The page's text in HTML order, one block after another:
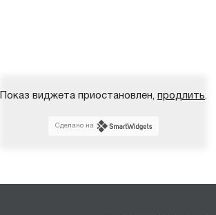
Показ виджета приостановлен, продлить.
Сделано на